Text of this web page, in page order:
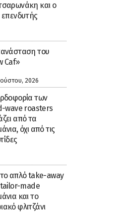
και ο
επενδυτής
του
Caf»
2026
των
wave roasters
από τα
όχι από τις
απλό take-away
made
και το
φλιτζάνι